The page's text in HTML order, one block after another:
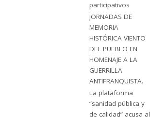
participativos
JORNADAS DE
MEMORIA
HISTÓRICA VIENTO
DEL PUEBLO EN
HOMENAJE A LA
GUERRILLA
ANTIFRANQUISTA.
La plataforma
“sanidad pública y
de calidad” acusa al